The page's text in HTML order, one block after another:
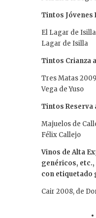
Tintos Jóvenes
El Lagar de
Lagar de Isilla
Tintos Crianza
Tres Matas
Vega de Yuso
Tintos Reserva
Majuelos de
Félix Callejo
Vinos de Alta
genéricos,
con etiquetado
Cair 2008, de